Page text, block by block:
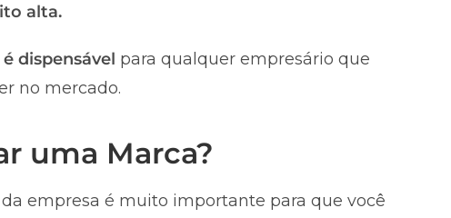
alta.
dispensável para qualquer empresário que
no mercado.
uma Marca?
empresa é muito importante para que você